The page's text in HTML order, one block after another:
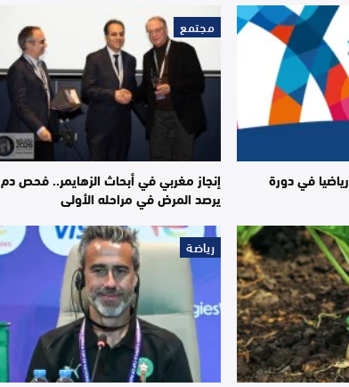
المغرب يشارك بـ120 رياضيا في دورة
مجتمع
إنجاز مغربي في أبحاث الزهايمر.. فحص دم
يرصد المرض في مراحله الأولى
رياضة